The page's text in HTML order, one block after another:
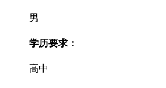
男
学历要求：
高中